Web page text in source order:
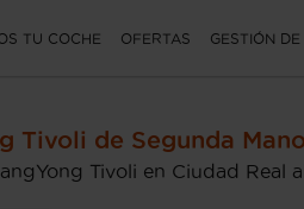
TU COCHE OFERTAS GESTIÓN
Tivoli de Segunda
Tivoli en Ciudad Real